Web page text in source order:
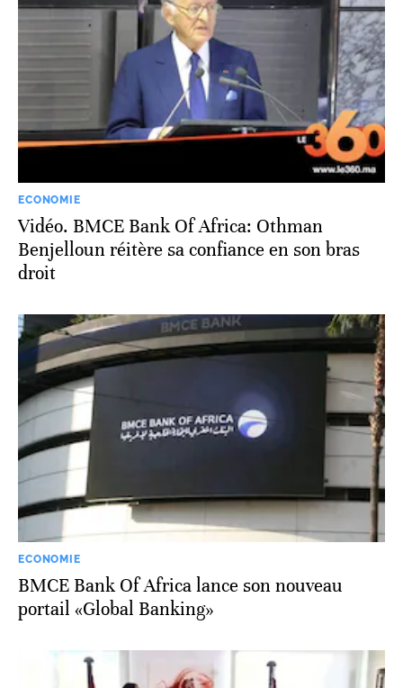
ECONOMIE
Vidéo. BMCE Bank Of Africa: Othman
Benjelloun réitère sa confiance en son bras
droit
ECONOMIE
BMCE Bank Of Africa lance son nouveau
portail «Global Banking»